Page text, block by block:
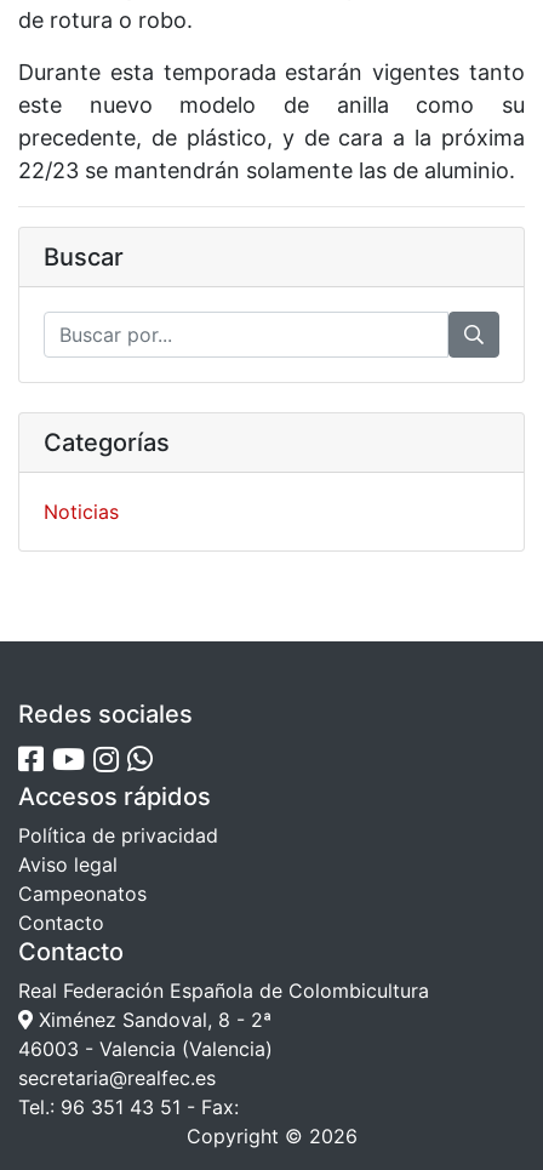
de rotura o robo.
Durante esta temporada estarán vigentes tanto
este nuevo modelo de anilla como su
precedente, de plástico, y de cara a la próxima
22/23 se mantendrán solamente las de aluminio.
Buscar
Categorías
Noticias
Redes sociales
Accesos rápidos
Política de privacidad
Aviso legal
Campeonatos
Contacto
Contacto
Real Federación Española de Colombicultura
Ximénez Sandoval, 8 - 2ª
46003 - Valencia (Valencia)
secretaria@realfec.es
Tel.: 96 351 43 51 - Fax:
Copyright © 2026